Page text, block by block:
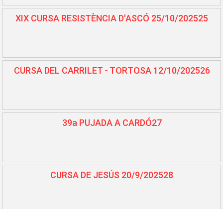
XIX CURSA RESISTÈNCIA D'ASCÓ 25/10/202525
CURSA DEL CARRILET - TORTOSA 12/10/202526
39a PUJADA A CARDÓ27
CURSA DE JESÚS 20/9/202528